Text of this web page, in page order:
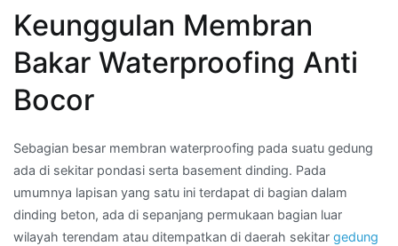
Keunggulan Membran
Bakar Waterproofing Anti
Bocor
Sebagian besar membran waterproofing pada suatu gedung
ada di sekitar pondasi serta basement dinding. Pada
umumnya lapisan yang satu ini terdapat di bagian dalam
dinding beton, ada di sepanjang permukaan bagian luar
wilayah terendam atau ditempatkan di daerah sekitar gedung